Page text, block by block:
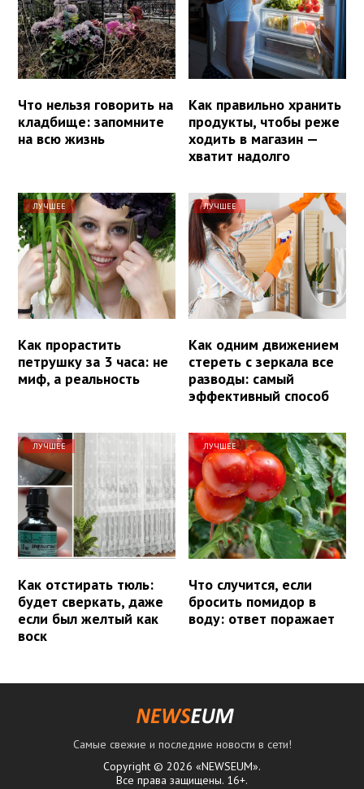
Что нельзя говорить на
кладбище: запомните
на всю жизнь
Как правильно хранить
продукты, чтобы реже
ходить в магазин —
хватит надолго
ЛУЧШЕЕ
Как прорастить
петрушку за 3 часа: не
миф, а реальность
ЛУЧШЕЕ
Как одним движением
стереть с зеркала все
разводы: самый
эффективный способ
ЛУЧШЕЕ
Как отстирать тюль:
будет сверкать, даже
если был желтый как
воск
ЛУЧШЕЕ
Что случится, если
бросить помидор в
воду: ответ поражает
Самые свежие и последние новости в сети!
Copyright © 2026 «NEWSEUM».
Все права защищены. 16+.